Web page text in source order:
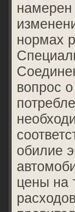
намерен
нормах
вопрос
обилие
цены на